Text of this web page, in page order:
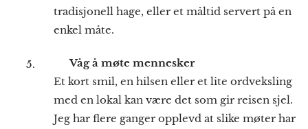
tradisjonell hage, eller et måltid servert på en
enkel måte.
💬Våg å møte mennesker
Et kort smil, en hilsen eller et lite ordveksling
med en lokal kan være det som gir reisen sjel.
Jeg har flere ganger opplevd at slike møter har